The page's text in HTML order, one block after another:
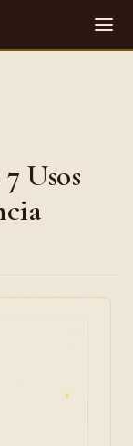
Usos